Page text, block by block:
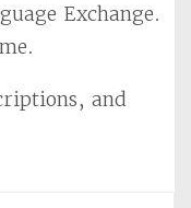
Exchange.
and